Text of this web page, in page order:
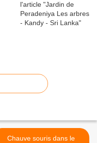
Chauve souris dans le